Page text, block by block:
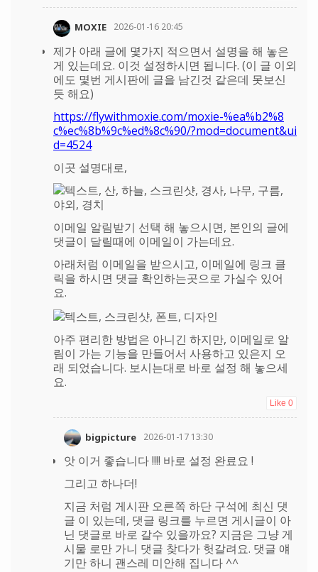
MOXIE 2026-01-16 20:45
제가 아래 글에 몇가지 적으면서 설명을 해 놓은
게 있는데요. 이것 설정하시면 됩니다. (이 글 이외
에도 몇번 게시판에 글을 남긴것 같은데 못보신
듯 해요)
https://flywithmoxie.com/moxie-%ea%b2%8
c%ec%8b%9c%ed%8c%90/?mod=document&ui
d=4524
이곳 설명대로,
이메일 알림받기 선택 해 놓으시면, 본인의 글에
댓글이 달릴때에 이메일이 가는데요.
아래처럼 이메일을 받으시고, 이메일에 링크 클
릭을 하시면 댓글 확인하는곳으로 가실수 있어
요.
아주 편리한 방법은 아니긴 하지만, 이메일로 알
림이 가는 기능을 만들어서 사용하고 있은지 오
래 되었습니다. 보시는대로 바로 설정 해 놓으세
요.
Like 0
bigpicture 2026-01-17 13:30
앗 이거 좋습니다 !!!! 바로 설정 완료요 !
그리고 하나더!
지금 처럼 게시판 오른쪽 하단 구석에 최신 댓
글 이 있는데, 댓글 링크를 누르면 게시글이 아
닌 댓글로 바로 갈수 있을까요? 지금은 그냥 게
시물 로만 가니 댓글 찾다가 헛갈려요. 댓글 얘
기만 하니 괜스레 미안해 집니다 ^^